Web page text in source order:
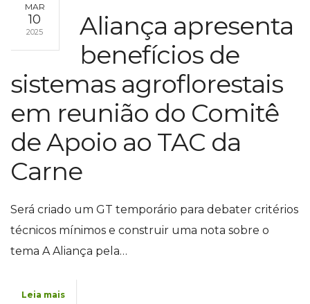
MAR
10
2025
Aliança apresenta
benefícios de
sistemas agroflorestais
em reunião do Comitê
de Apoio ao TAC da
Carne
Será criado um GT temporário para debater critérios
técnicos mínimos e construir uma nota sobre o
tema A Aliança pela…
Leia mais